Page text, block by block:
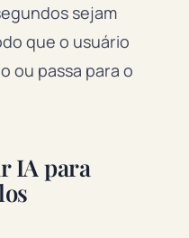
sejam
que o usuário
ou passa para o
IA para